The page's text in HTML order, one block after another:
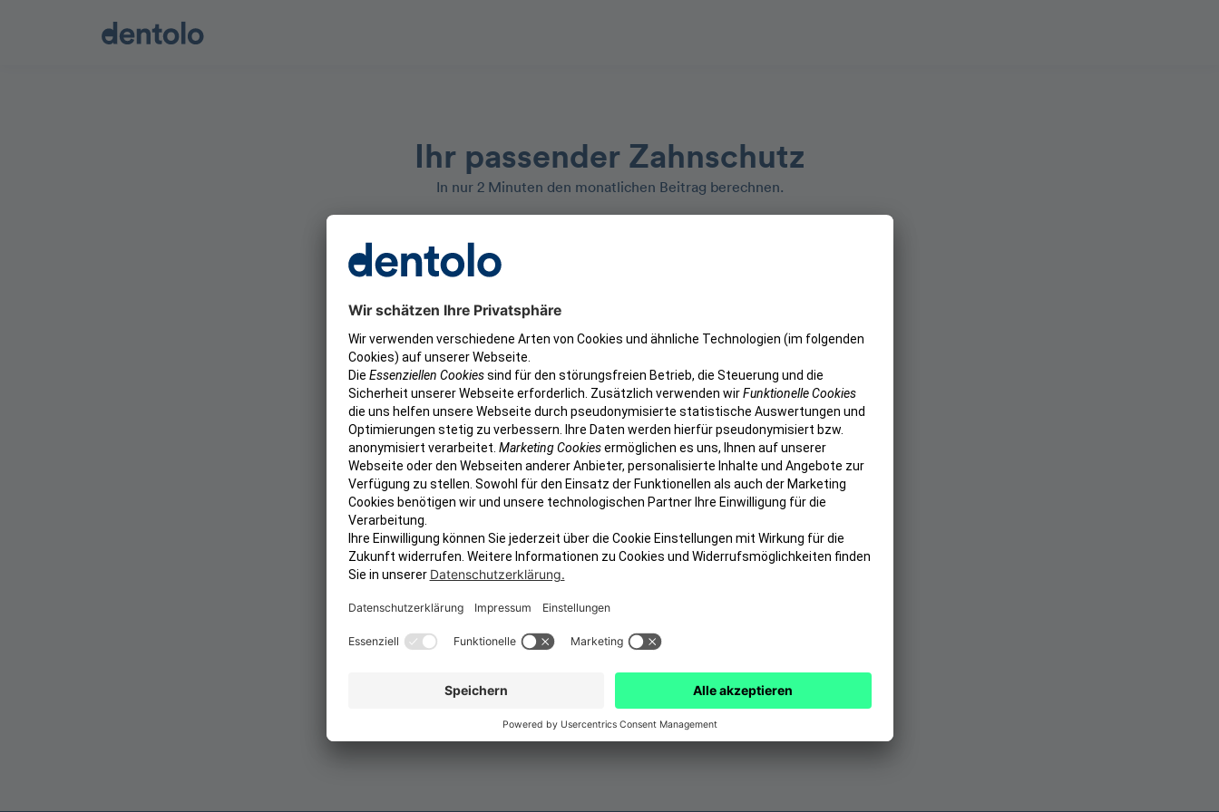
Ihr passender Zahnschutz
In nur 2 Minuten den monatlichen Beitrag berechnen.